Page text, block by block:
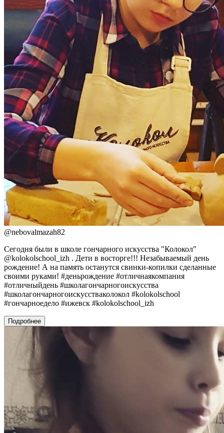
@nebovalmazah82
Сегодня были в школе гончарного искусства "Колокол"
@kolokolschool_izh . Дети в восторге!!! Незабываемый день
рождение! А на память останутся свинки-копилки сделанные
своими руками! #деньрождение #отличнаякомпания
#отличныйдень #школагончарногоискусства
#школагончарногоискусстваколокол #kolokolschool
#гончарноедело #ижевск #kolokolschool_izh
Подробнее